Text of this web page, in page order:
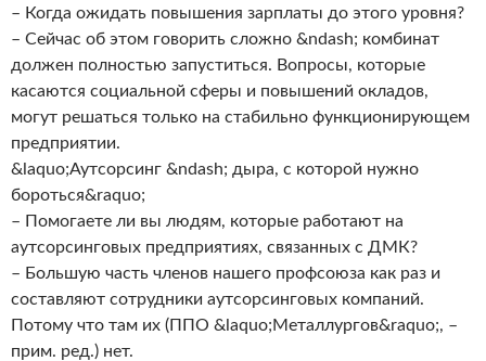
– Когда ожидать повышения зарплаты до этого уровня?
– Сейчас об этом говорить сложно &ndash; комбинат
должен полностью запуститься. Вопросы, которые
касаются социальной сферы и повышений окладов,
могут решаться только на стабильно функционирующем
предприятии.
&laquo;Аутсорсинг &ndash; дыра, с которой нужно
бороться&raquo;
– Помогаете ли вы людям, которые работают на
аутсорсинговых предприятиях, связанных с ДМК?
– Большую часть членов нашего профсоюза как раз и
составляют сотрудники аутсорсинговых компаний.
Потому что там их (ППО &laquo;Металлургов&raquo;, –
прим. ред.) нет.